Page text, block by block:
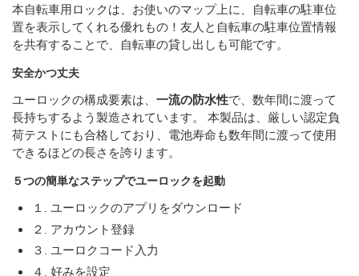
本自転車用ロックは、お使いのマップ上に、自転車の駐車位
置を表示してくれる優れもの！友人と自転車の駐車位置情報
を共有することで、自転車の貸し出しも可能です。
安全かつ丈夫
ユーロックの構成要素は、 一流の防水性で、数年間に渡って
長持ちするよう製造されています。 本製品は、厳しい認定負
荷テストにも合格しており、電池寿命も数年間に渡って使用
できるほどの長さを誇ります。
５つの簡単なステップでユーロックを起動
１. ユーロックのアプリをダウンロード
２. アカウント登録
３. ユーロクコード入力
４. 好みを設定